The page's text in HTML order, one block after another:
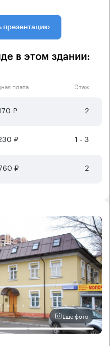
презентацию
в этом здании:
плата Этаж
₽ 2
₽ 1 - 3
₽ 2
Еще фото